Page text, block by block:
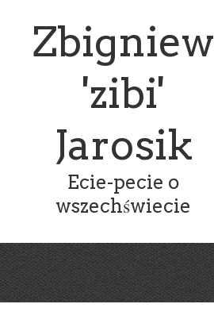
Zbigniew
'zibi'
Jarosik
Ecie-pecie o
wszechświecie